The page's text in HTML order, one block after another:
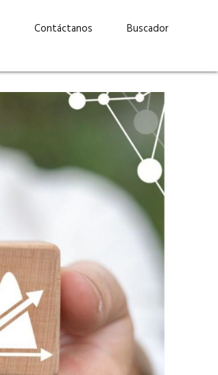
Lucas Martínez Paz: “En
tecnología, hay que invertir
con inteligencia, no por
moda”
EN PORTADA febrero 2026
Contáctanos Buscador